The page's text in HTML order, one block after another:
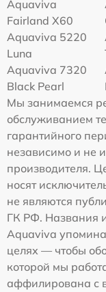
Aquaviva
Fairland X60
Aquaviva 5220
Luna
Aquaviva 7320
Black Pearl
Мы занимаемся
обслуживанием
гарантийного
независимо и не
производителя.
носят
не являются
ГК РФ. Названия
Aquaviva
целях — чтобы
которой мы
аффилирована с